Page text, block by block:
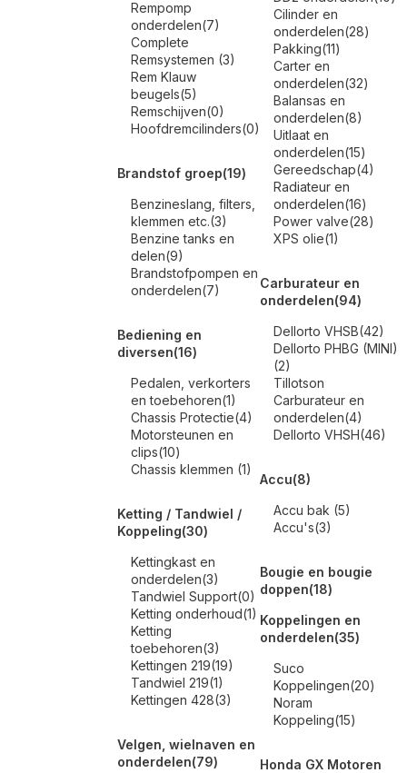
Rempomp
onderdelen(7)
Complete
Remsystemen (3)
Rem Klauw
beugels(5)
Remschijven(0)
Hoofdremcilinders(0)
Brandstof groep(19)
Benzineslang, filters,
klemmen etc.(3)
Benzine tanks en
delen(9)
Brandstofpompen en
onderdelen(7)
Bediening en
diversen(16)
Pedalen, verkorters
en toebehoren(1)
Chassis Protectie(4)
Motorsteunen en
clips(10)
Chassis klemmen (1)
Ketting / Tandwiel /
Koppeling(30)
Kettingkast en
onderdelen(3)
Tandwiel Support(0)
Ketting onderhoud(1)
Ketting
toebehoren(3)
Kettingen 219(19)
Tandwiel 219(1)
Kettingen 428(3)
Velgen, wielnaven en
onderdelen(79)
Cilinder en
onderdelen(28)
Pakking(11)
Carter en
onderdelen(32)
Balansas en
onderdelen(8)
Uitlaat en
onderdelen(15)
Gereedschap(4)
Radiateur en
onderdelen(16)
Power valve(28)
XPS olie(1)
Carburateur en
onderdelen(94)
Dellorto VHSB(42)
Dellorto PHBG (MINI)
(2)
Tillotson
Carburateur en
onderdelen(4)
Dellorto VHSH(46)
Accu(8)
Accu bak (5)
Accu's(3)
Bougie en bougie
doppen(18)
Koppelingen en
onderdelen(35)
Suco
Koppelingen(20)
Noram
Koppeling(15)
Honda GX Motoren